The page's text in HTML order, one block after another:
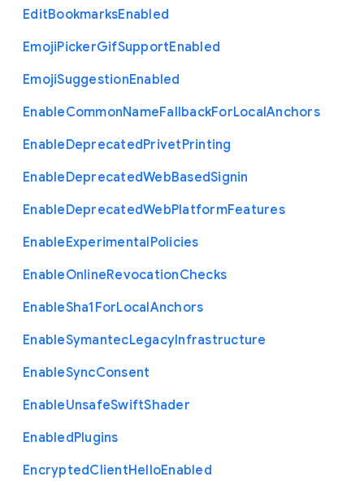
EditBookmarksEnabled
EmojiPickerGifSupportEnabled
EmojiSuggestionEnabled
EnableCommonNameFallbackForLocalAnchors
EnableDeprecatedPrivetPrinting
EnableDeprecatedWebBasedSignin
EnableDeprecatedWebPlatformFeatures
EnableExperimentalPolicies
EnableOnlineRevocationChecks
EnableSha1 ForLocalAnchors
EnableSymantecLegacyInfrastructure
EnableSyncConsent
EnableUnsafeSwiftShader
EnabledPlugins
EncryptedClientHelloEnabled